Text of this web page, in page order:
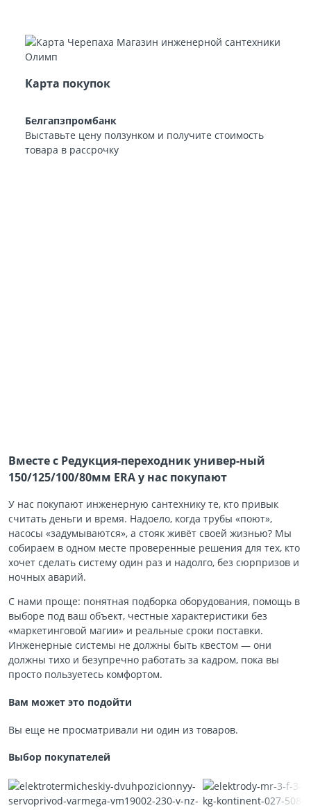
Карта покупок
Белгапзпромбанк
Выставьте цену ползунком и получите стоимость
товара в рассрочку
Вместе с Редукция-переходник универ-ный
150/125/100/80мм ERA у нас покупают
У нас покупают инженерную сантехнику те, кто привык
считать деньги и время. Надоело, когда трубы «поют»,
насосы «задумываются», а стояк живёт своей жизнью? Мы
собираем в одном месте проверенные решения для тех, кто
хочет сделать систему один раз и надолго, без сюрпризов и
ночных аварий.
С нами проще: понятная подборка оборудования, помощь в
выборе под ваш объект, честные характеристики без
«маркетинговой магии» и реальные сроки поставки.
Инженерные системы не должны быть квестом — они
должны тихо и безупречно работать за кадром, пока вы
просто пользуетесь комфортом.
Вам может это подойти
Вы еще не просматривали ни один из товаров.
Выбор покупателей